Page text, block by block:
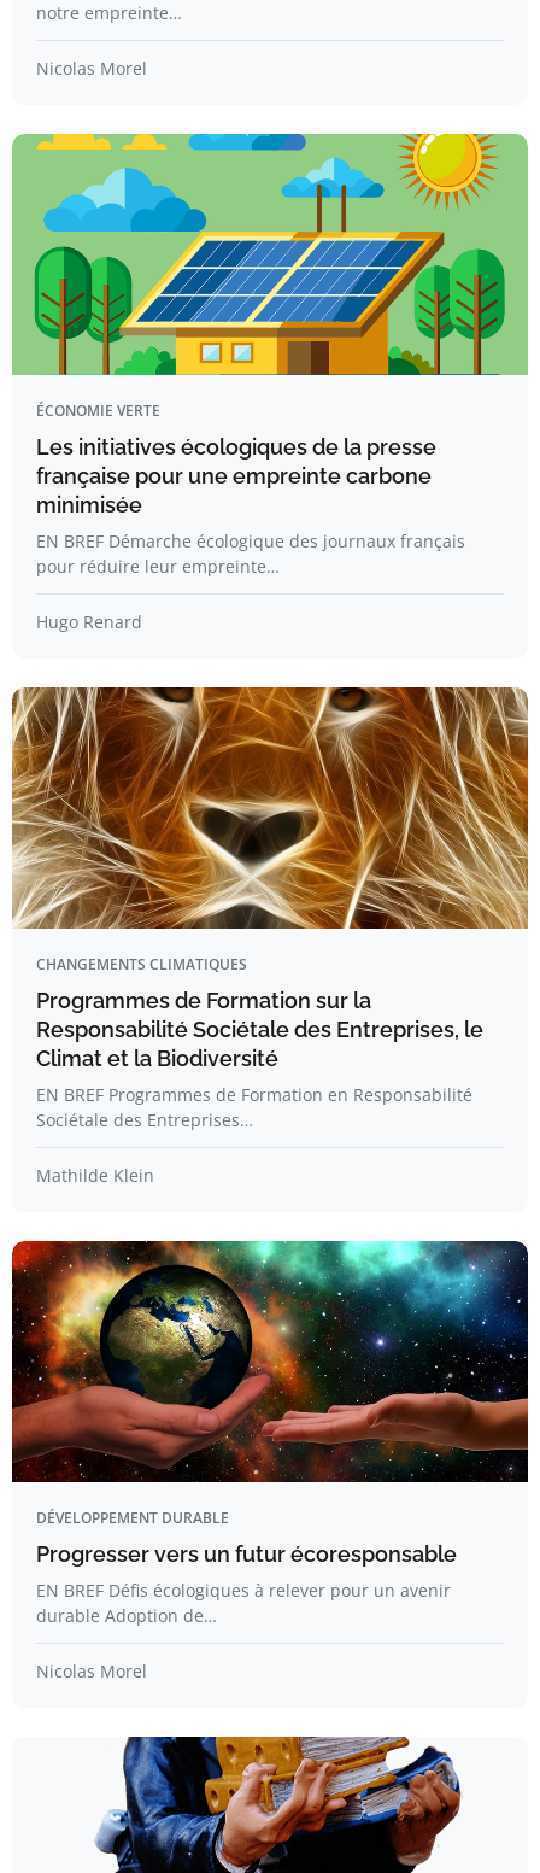
notre empreinte…
Nicolas Morel
ÉCONOMIE VERTE
Les initiatives écologiques de la presse
française pour une empreinte carbone
minimisée
EN BREF Démarche écologique des journaux français
pour réduire leur empreinte…
Hugo Renard
CHANGEMENTS CLIMATIQUES
Programmes de Formation sur la
Responsabilité Sociétale des Entreprises, le
Climat et la Biodiversité
EN BREF Programmes de Formation en Responsabilité
Sociétale des Entreprises…
Mathilde Klein
DÉVELOPPEMENT DURABLE
Progresser vers un futur écoresponsable
EN BREF Défis écologiques à relever pour un avenir
durable Adoption de…
Nicolas Morel